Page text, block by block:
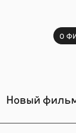
О
Новый